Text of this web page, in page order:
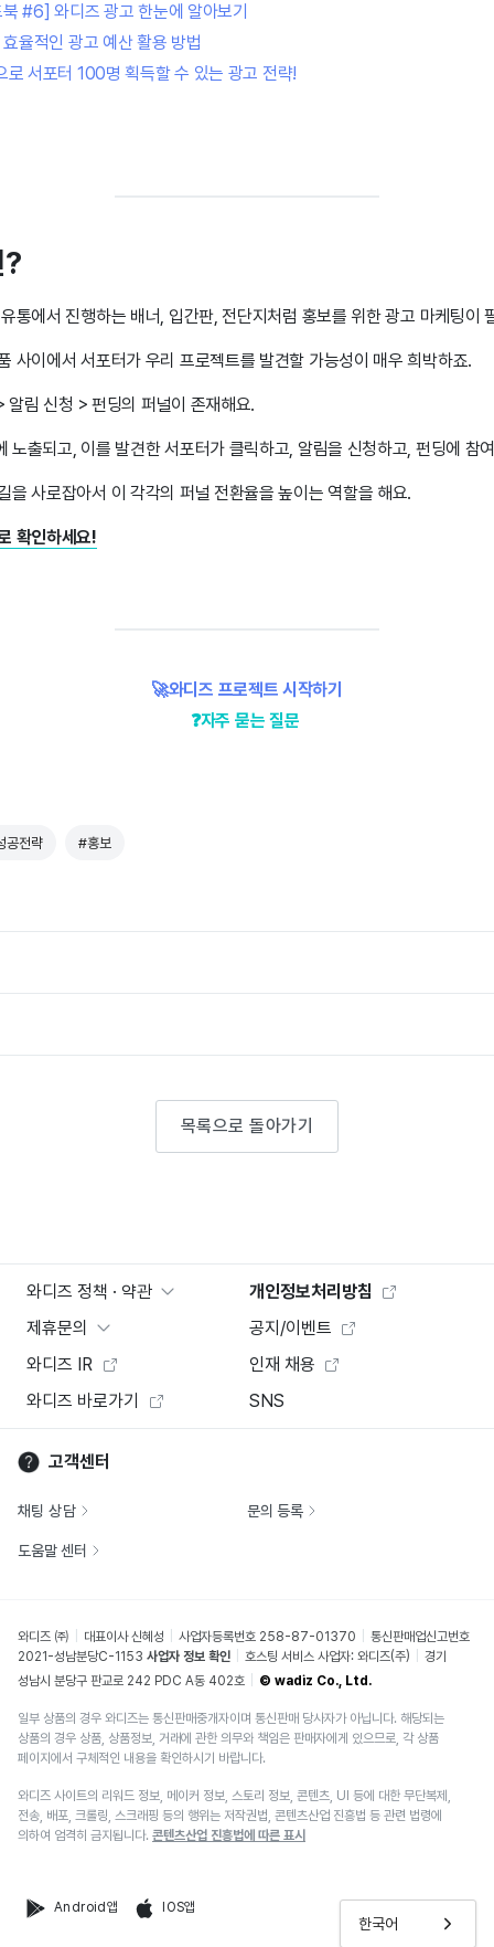
한국어
북 #6] 와디즈 광고한눈에 알아보기
율적인 광고 예산 활용 방법
서포터 100명 획득할 수 있는 광고 전략!
통에서 진행하는 배너, 입간판, 전단지처럼 홍보를 위한 광고 마케팅이
사이에서 서포터가 우리 프로젝트를 발견할 가능성이 매우 희박하죠.
알림 신청 > 펀딩의 퍼널이 존재해요.
노출되고, 이를 발견한 서포터가 클릭하고, 알림을 신청하고, 펀딩에 참
을 사로잡아서 이 각각의 퍼널 전환율을 높이는 역할을 해요.
확인하세요!
🚀와디즈 프로젝트 시작하기
❓자주 묻는 질문
공전략 #홍보
목록으로 돌아가기
와디즈 정책 · 약관
개인정보처리방침
제휴문의
공지/이벤트
와디즈 IR
인재 채용
와디즈 바로가기
SNS
고객센터
채팅 상담 문의 등록
도움말 센터
와디즈 ㈜ 대표이사 신혜성 사업자등록번호 258-87-01370
통신판매업신고번호
2021-성남분당C-1153 사업자 정보 확인 호스팅 서비스 사업자: 와디즈(주)
경기
성남시 분당구 판교로 242 PDC A동 402호
© wadiz Co., Ltd.
일부 상품의 경우 와디즈는 통신판매중개자이며 통신판매 당사자가 아닙니다. 해당되는
상품의 경우 상품, 상품정보, 거래에 관한 의무와 책임은 판매자에게 있으므로, 각 상품
페이지에서 구체적인 내용을 확인하시기 바랍니다.
와디즈 사이트의 리워드 정보, 메이커 정보, 스토리 정보, 콘텐츠, UI 등에 대한 무단복제,
전송, 배포, 크롤링, 스크래핑 등의 행위는 저작권법, 콘텐츠산업 진흥법 등 관련 법령에
의하여 엄격히 금지됩니다. 콘텐츠산업 진흥법에 따른 표시
Android앱 IOS앱